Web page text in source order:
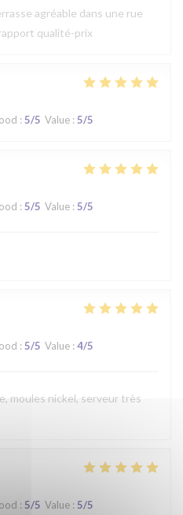
agréable dans une rue
qualité-prix
: 5/5 Value : 5/5
: 5/5 Value : 5/5
: 5/5 Value : 4/5
moules nickel, serveur très
: 5/5 Value : 5/5